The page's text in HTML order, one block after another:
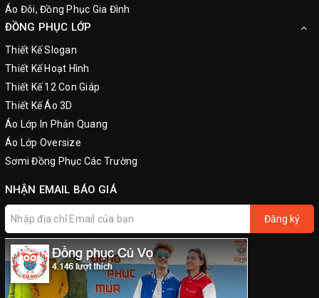
Áo Đôi, Đồng Phục Gia Đình
ĐỒNG PHỤC LỚP
Thiết Kế Slogan
Thiết Kế Hoạt Hình
Thiết Kế 12 Con Giáp
Thiết Kế Áo 3D
Áo Lớp In Phản Quang
Áo Lớp Oversize
Sơmi Đồng Phục Các Trường
NHẬN EMAIL BÁO GIÁ
Đăng ký